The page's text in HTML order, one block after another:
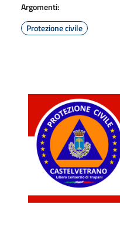
Argomenti:
Protezione civile